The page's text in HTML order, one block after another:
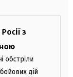
з
обстріли
дій